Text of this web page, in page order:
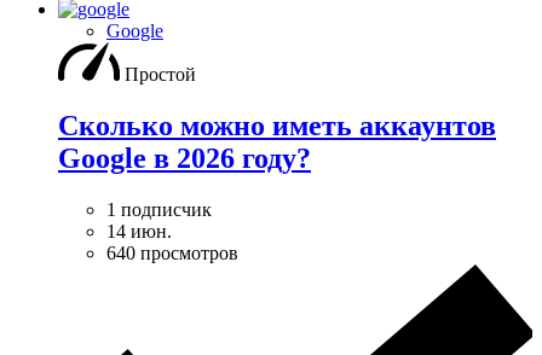
Google
Простой
Сколько можно иметь аккаунтов
Google в 2026 году?
1 подписчик
14 июн.
640 просмотров